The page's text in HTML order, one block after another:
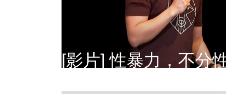
[影片] 性暴力，不分